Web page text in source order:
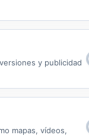
Aviso
Nuestro
y publicidad
mapas, vídeos,